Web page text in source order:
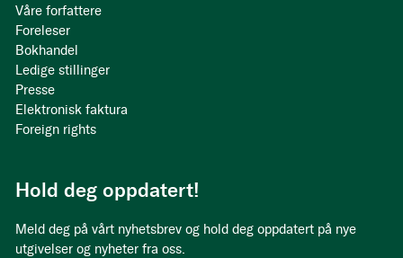
Våre forfattere
Foreleser
Bokhandel
Ledige stillinger
Presse
Elektronisk faktura
Foreign rights
Hold deg oppdatert!
Meld deg på vårt nyhetsbrev og hold deg oppdatert på nye
utgivelser og nyheter fra oss.